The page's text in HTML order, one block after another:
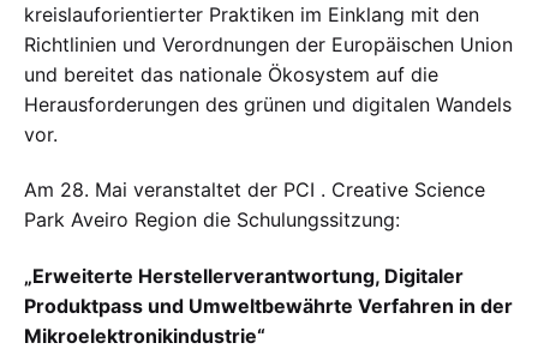
kreislauforientierter Praktiken im Einklang mit den
Richtlinien und Verordnungen der Europäischen Union
und bereitet das nationale Ökosystem auf die
Herausforderungen des grünen und digitalen Wandels
vor.
Am 28. Mai veranstaltet der PCI . Creative Science
Park Aveiro Region die Schulungssitzung:
„Erweiterte Herstellerverantwortung, Digitaler
Produktpass und Umweltbewährte Verfahren in der
Mikroelektronikindustrie“